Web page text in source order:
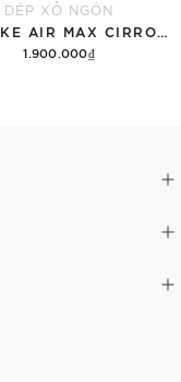
DÉP XỎ NGÓN
1.900.000₫